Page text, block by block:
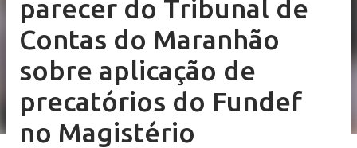
parecer do Tribunal de
Contas do Maranhão
sobre aplicação de
precatórios do Fundef
no Magistério